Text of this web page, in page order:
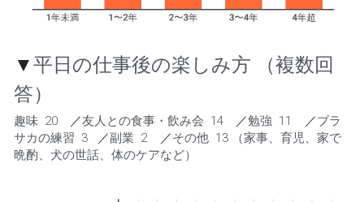
▼平日の仕事後の楽しみ方 （複数回
答）
趣味  20 ／友人との食事・飲み会  14 ／勉強  11 ／ブラ
サカの練習  3
／副業  2 ／その他  13 （家事、育児、家で
晩酌、犬の世話、体のケアなど）